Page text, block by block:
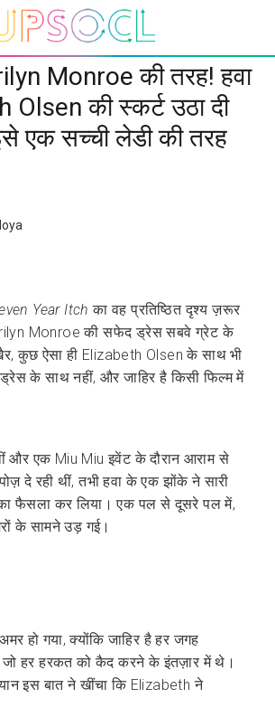
Monroe की तरह! हवा
की स्कर्ट उठा दी
एक सच्ची लेडी की तरह
Year Itch का वह प्रतिष्ठित दृश्य ज़रूर
Monroe की सफेद ड्रेस सबवे ग्रेट के
कुछ ऐसा ही Elizabeth Olsen के साथ भी
के साथ नहीं, और जाहिर है किसी फिल्म में
और एक Miu Miu इवेंट के दौरान आराम से
दे रही थीं, तभी हवा के एक झोंके ने सारी
फैसला कर लिया। एक पल से दूसरे पल में,
के सामने उड़ गई।
हो गया, क्योंकि जाहिर है हर जगह
जो हर हरकत को कैद करने के इंतज़ार में थे।
इस बात ने खींचा कि Elizabeth ने